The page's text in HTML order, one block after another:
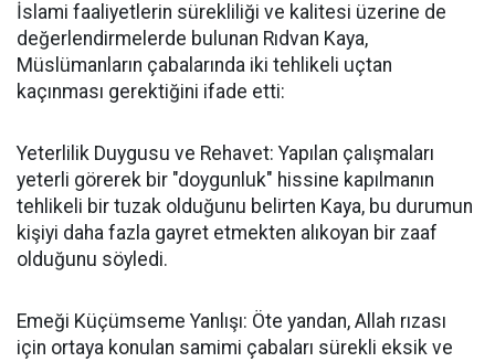
İslami faaliyetlerin sürekliliği ve kalitesi üzerine de
değerlendirmelerde bulunan Rıdvan Kaya,
Müslümanların çabalarında iki tehlikeli uçtan
kaçınması gerektiğini ifade etti:
Yeterlilik Duygusu ve Rehavet: Yapılan çalışmaları
yeterli görerek bir "doygunluk" hissine kapılmanın
tehlikeli bir tuzak olduğunu belirten Kaya, bu durumun
kişiyi daha fazla gayret etmekten alıkoyan bir zaaf
olduğunu söyledi.
Emeği Küçümseme Yanlışı: Öte yandan, Allah rızası
için ortaya konulan samimi çabaları sürekli eksik ve